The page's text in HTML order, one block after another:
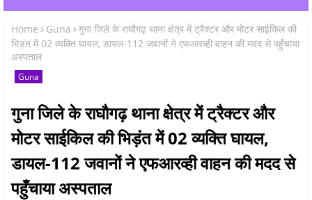
Home Guna
गुना जिले के राघौगढ़ थाना क्षेत्र में ट्रैक्टर और मोटर साईकिल की
भिड़ंत में 02 व्यक्ति घायल, डायल-112 जवानों ने एफआरव्ही वाहन की मदद से पहुँचाया
अस्पताल
Guna
गुना जिले के राघौगढ़ थाना क्षेत्र में ट्रैक्टर और
मोटर साईकिल की भिड़ंत में 02 व्यक्ति घायल,
डायल-112 जवानों ने एफआरव्ही वाहन की मदद से
पहुँचाया अस्पताल